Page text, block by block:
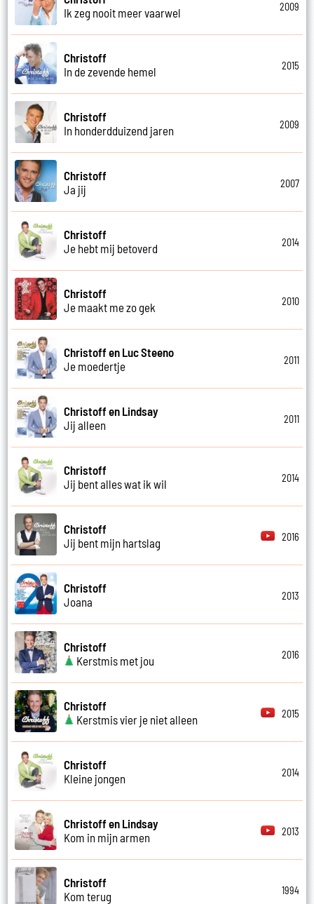
Ik zeg nooit meer vaarwel
2009
Christoff
In de zevende hemel
2015
Christoff
In honderdduizend jaren
2009
Christoff
Ja jij
2007
Christoff
Je hebt mij betoverd
2014
Christoff
Je maakt me zo gek
2010
Christoff en Luc Steeno
Je moedertje
2011
Christoff en Lindsay
Jij alleen
2011
Christoff
Jij bent alles wat ik wil
2014
Christoff
Jij bent mijn hartslag
2016
Christoff
Joana
2013
Christoff
Kerstmis met jou
2016
Christoff
Kerstmis vier je niet alleen
2015
Christoff
Kleine jongen
2014
Christoff en Lindsay
Kom in mijn armen
2013
Christoff
Kom terug
1994